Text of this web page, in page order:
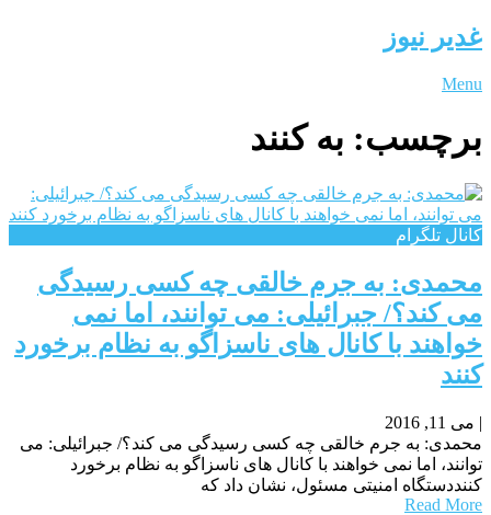
غدیر نیوز
Menu
برچسب: به کنند
کانال تلگرام
محمدی: به جرم خالقی چه کسی رسیدگی
می کند؟/ جبرائیلی: می توانند، اما نمی
خواهند با کانال های ناسزاگو به نظام برخورد
کنند
| می 11, 2016
محمدی: به جرم خالقی چه کسی رسیدگی می کند؟/ جبرائیلی: می
توانند، اما نمی خواهند با کانال های ناسزاگو به نظام برخورد
کننددستگاه امنیتی مسئول، نشان داد که
Read More